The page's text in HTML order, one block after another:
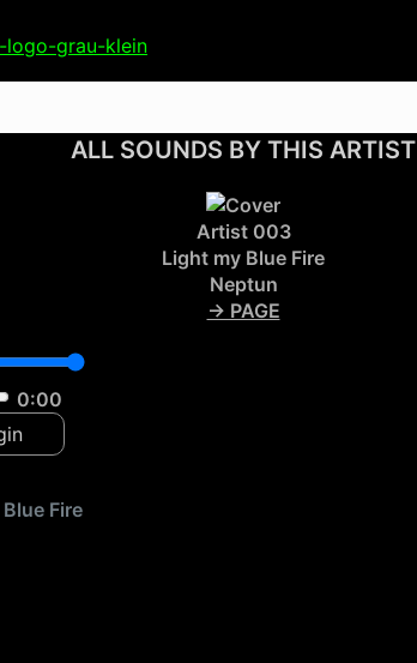
ALL SOUNDS BY THIS ARTIST
Artist 003
Light my Blue Fire
Neptun
→ PAGE
0:00
Fire